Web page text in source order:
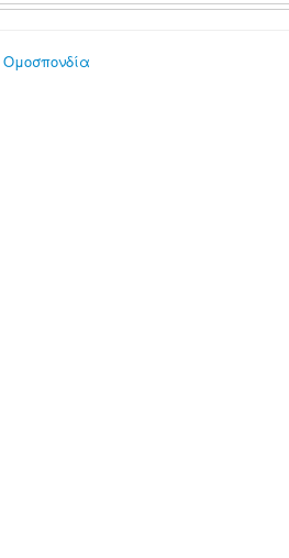
Ομοσπονδία